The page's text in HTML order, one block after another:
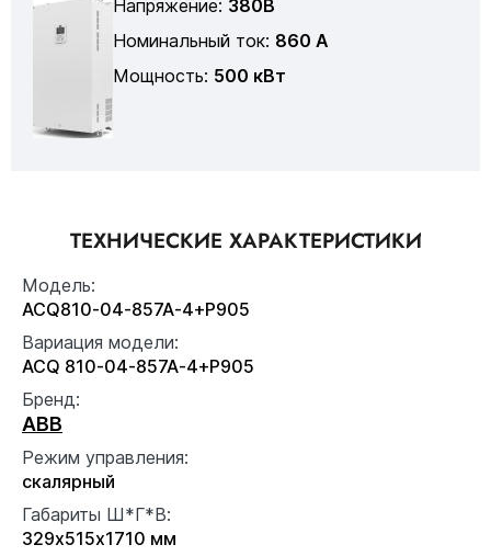
Напряжение: 380В
Номинальный ток: 860 А
Мощность: 500 кВт
ТЕХНИЧЕСКИЕ ХАРАКТЕРИСТИКИ
Модель:
ACQ810-04-857A-4+P905
Вариация модели:
ACQ 810-04-857A-4+P905
Бренд:
ABB
Режим управления:
скалярный
Габариты Ш*Г*В:
329x515x1710 мм